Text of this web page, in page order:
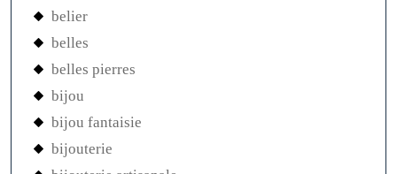
belier
belles
belles pierres
bijou
bijou fantaisie
bijouterie